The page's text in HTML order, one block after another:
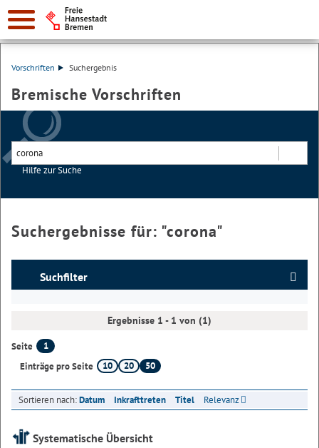
Vorschriften Suchergebnis
Bremische Vorschriften
Hilfe zur Suche
Suchergebnisse für: "corona"
Suchfilter
Ergebnisse 1 - 1 von (1)
Seite
1
Einträge pro Seite
10 20 50
Sortieren nach:Datum Inkrafttreten Titel Relevanz
Systematische Übersicht